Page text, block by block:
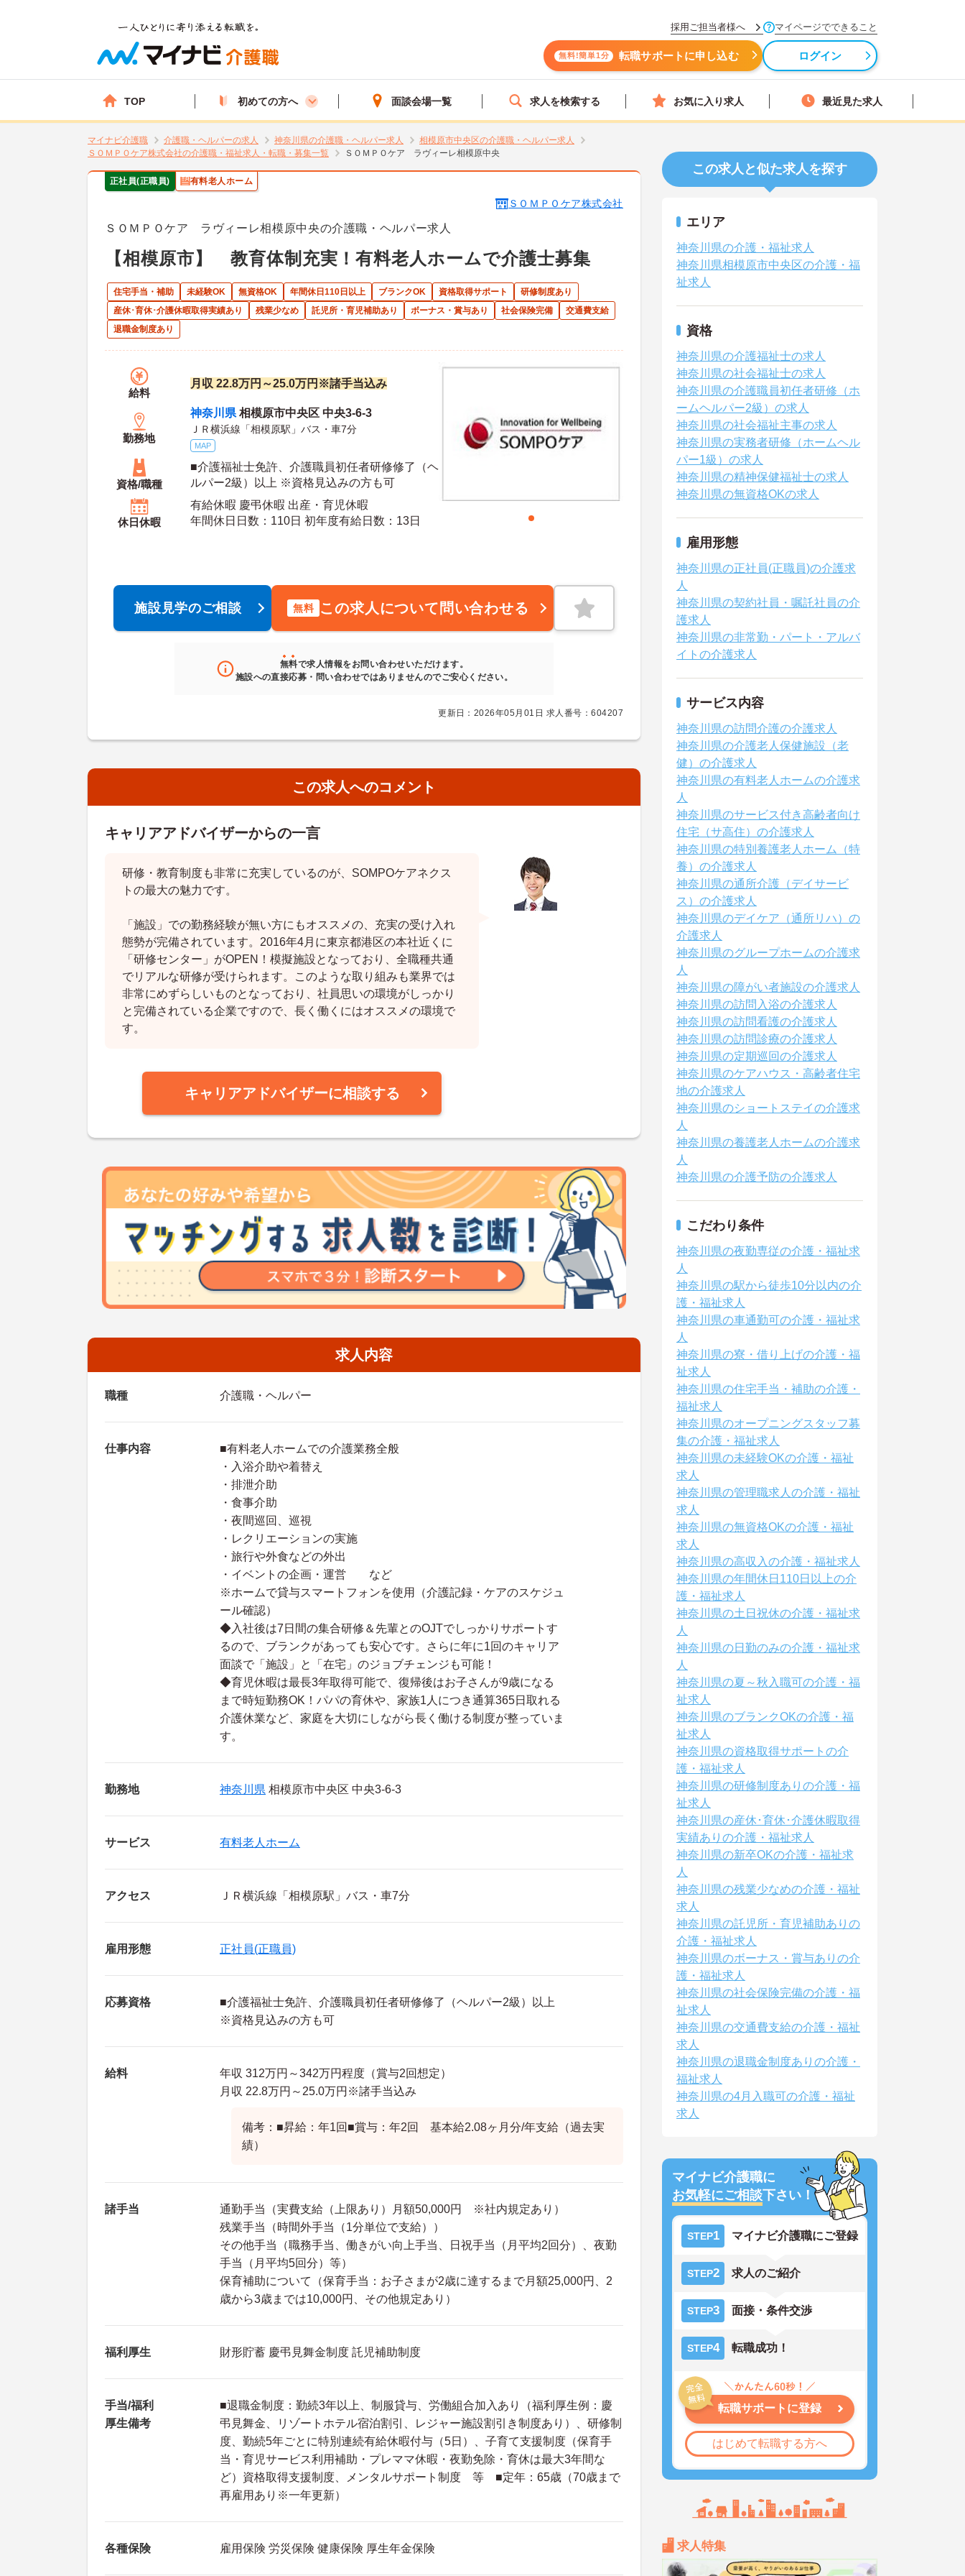
採用ご担当者様へ マイページでできること
無料!簡単1分 転職サポートに申し込む ログイン
TOP 初めての方へ 面談会場一覧 求人を検索する お気に入り求人 最近見た求人
マイナビ介護職 介護職・ヘルパーの求人 神奈川県の介護職・ヘルパー求人
相模原市中央区の介護職・ヘルパー求人
ＳＯＭＰＯケア株式会社の介護職・福祉求人・転職・募集一覧
ＳＯＭＰＯケア ラヴィーレ相模原中央
正社員(正職員) 有料老人ホーム
ＳＯＭＰＯケア株式会社
ＳＯＭＰＯケア ラヴィーレ相模原中央の介護職・ヘルパー求人
【相模原市】 教育体制充実！有料老人ホームで介護士募集
住宅手当・補助 未経験OK 無資格OK 年間休日110日以上 ブランクOK 資格取得サポート
研修制度あり
産休･育休･介護休暇取得実績あり
残業少なめ 託児所・育児補助あり ボーナス・賞与あり 社会保険完備
交通費支給
退職金制度あり
給料
月収 22.8万円～25.0万円※諸手当込み
勤務地
神奈川県 相模原市中央区 中央3-6-3
ＪＲ横浜線「相模原駅」バス・車7分
MAP
資格/職種
■介護福祉士免許、介護職員初任者研修修了（ヘ
ルパー2級）以上 ※資格見込みの方も可
休日休暇
有給休暇 慶弔休暇 出産・育児休暇
年間休日日数：110日 初年度有給日数：13日
施設見学のご相談 無料 この求人について問い合わせる
無料で求人情報をお問い合わせいただけます。
施設への直接応募・問い合わせではありませんのでご安心ください。
更新日：2026年05月01日 求人番号：604207
この求人へのコメント
キャリアアドバイザーからの一言
研修・教育制度も非常に充実しているのが、SOMPOケアネクス
トの最大の魅力です。
「施設」での勤務経験が無い方にもオススメの、充実の受け入れ
態勢が完備されています。2016年4月に東京都港区の本社近くに
「研修センター」がOPEN！模擬施設となっており、全職種共通
でリアルな研修が受けられます。このような取り組みも業界では
非常にめずらしいものとなっており、社員思いの環境がしっかり
と完備されている企業ですので、長く働くにはオススメの環境で
す。
キャリアアドバイザーに相談する
求人内容
職種 介護職・ヘルパー
仕事内容
■有料老人ホームでの介護業務全般
・入浴介助や着替え
・排泄介助
・食事介助
・夜間巡回、巡視
・レクリエーションの実施
・旅行や外食などの外出
・イベントの企画・運営 など
※ホームで貸与スマートフォンを使用（介護記録・ケアのスケジュ
ール確認）
◆入社後は7日間の集合研修＆先輩とのOJTでしっかりサポートす
るので、ブランクがあっても安心です。さらに年に1回のキャリア
面談で「施設」と「在宅」のジョブチェンジも可能！
◆育児休暇は最長3年取得可能で、復帰後はお子さんが9歳になる
まで時短勤務OK！パパの育休や、家族1人につき通算365日取れる
介護休業など、家庭を大切にしながら長く働ける制度が整っていま
す。
勤務地 神奈川県 相模原市中央区 中央3-6-3
サービス 有料老人ホーム
アクセス ＪＲ横浜線「相模原駅」バス・車7分
雇用形態 正社員(正職員)
応募資格
■介護福祉士免許、介護職員初任者研修修了（ヘルパー2級）以上
※資格見込みの方も可
給料
年収 312万円～342万円程度（賞与2回想定）
月収 22.8万円～25.0万円※諸手当込み
備考：■昇給：年1回■賞与：年2回 基本給2.08ヶ月分/年支給（過去実
績）
諸手当
通勤手当（実費支給（上限あり）月額50,000円 ※社内規定あり）
残業手当（時間外手当（1分単位で支給））
その他手当（職務手当、働きがい向上手当、日祝手当（月平均2回分）、夜勤
手当（月平均5回分）等）
保育補助について（保育手当：お子さまが2歳に達するまで月額25,000円、2
歳から3歳までは10,000円、その他規定あり）
福利厚生 財形貯蓄 慶弔見舞金制度 託児補助制度
手当/福利
厚生備考
■退職金制度：勤続3年以上、制服貸与、労働組合加入あり（福利厚生例：慶
弔見舞金、リゾートホテル宿泊割引、レジャー施設割引き制度あり）、研修制
度、勤続5年ごとに特別連続有給休暇付与（5日）、子育て支援制度（保育手
当・育児サービス利用補助・プレママ休暇・夜勤免除・育休は最大3年間な
ど）資格取得支援制度、メンタルサポート制度 等 ■定年：65歳（70歳まで
再雇用あり※一年更新）
各種保険 雇用保険 労災保険 健康保険 厚生年金保険
この求人と似た求人を探す
エリア
神奈川県の介護・福祉求人
神奈川県相模原市中央区の介護・福
祉求人
資格
神奈川県の介護福祉士の求人
神奈川県の社会福祉士の求人
神奈川県の介護職員初任者研修（ホ
ームヘルパー2級）の求人
神奈川県の社会福祉主事の求人
神奈川県の実務者研修（ホームヘル
パー1級）の求人
神奈川県の精神保健福祉士の求人
神奈川県の無資格OKの求人
雇用形態
神奈川県の正社員(正職員)の介護求
人
神奈川県の契約社員・嘱託社員の介
護求人
神奈川県の非常勤・パート・アルバ
イトの介護求人
サービス内容
神奈川県の訪問介護の介護求人
神奈川県の介護老人保健施設（老
健）の介護求人
神奈川県の有料老人ホームの介護求
人
神奈川県のサービス付き高齢者向け
住宅（サ高住）の介護求人
神奈川県の特別養護老人ホーム（特
養）の介護求人
神奈川県の通所介護（デイサービ
ス）の介護求人
神奈川県のデイケア（通所リハ）の
介護求人
神奈川県のグループホームの介護求
人
神奈川県の障がい者施設の介護求人
神奈川県の訪問入浴の介護求人
神奈川県の訪問看護の介護求人
神奈川県の訪問診療の介護求人
神奈川県の定期巡回の介護求人
神奈川県のケアハウス・高齢者住宅
地の介護求人
神奈川県のショートステイの介護求
人
神奈川県の養護老人ホームの介護求
人
神奈川県の介護予防の介護求人
こだわり条件
神奈川県の夜勤専従の介護・福祉求
人
神奈川県の駅から徒歩10分以内の介
護・福祉求人
神奈川県の車通勤可の介護・福祉求
人
神奈川県の寮・借り上げの介護・福
祉求人
神奈川県の住宅手当・補助の介護・
福祉求人
神奈川県のオープニングスタッフ募
集の介護・福祉求人
神奈川県の未経験OKの介護・福祉
求人
神奈川県の管理職求人の介護・福祉
求人
神奈川県の無資格OKの介護・福祉
求人
神奈川県の高収入の介護・福祉求人
神奈川県の年間休日110日以上の介
護・福祉求人
神奈川県の土日祝休の介護・福祉求
人
神奈川県の日勤のみの介護・福祉求
人
神奈川県の夏～秋入職可の介護・福
祉求人
神奈川県のブランクOKの介護・福
祉求人
神奈川県の資格取得サポートの介
護・福祉求人
神奈川県の研修制度ありの介護・福
祉求人
神奈川県の産休･育休･介護休暇取得
実績ありの介護・福祉求人
神奈川県の新卒OKの介護・福祉求
人
神奈川県の残業少なめの介護・福祉
求人
神奈川県の託児所・育児補助ありの
介護・福祉求人
神奈川県のボーナス・賞与ありの介
護・福祉求人
神奈川県の社会保険完備の介護・福
祉求人
神奈川県の交通費支給の介護・福祉
求人
神奈川県の退職金制度ありの介護・
福祉求人
神奈川県の4月入職可の介護・福祉
求人
マイナビ介護職に
お気軽にご相談下さい！
STEP1 マイナビ介護職にご登録
STEP2 求人のご紹介
STEP3 面接・条件交渉
STEP4 転職成功！
転職サポートに登録
はじめて転職する方へ
求人特集